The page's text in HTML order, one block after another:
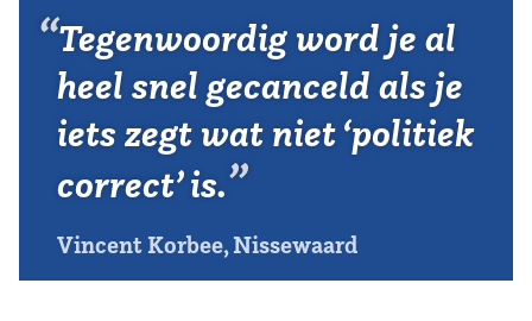
Tegenwoordig word je al
heel snel gecanceld als je
iets zegt wat niet ‘politiek
correct’ is.
Vincent Korbee, Nissewaard